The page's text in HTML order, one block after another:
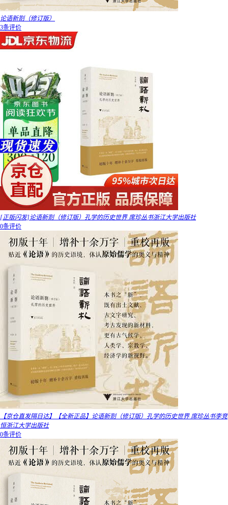
论语新劄（修订版）
3条评价
[正版闪发]论语新劄（修订版）孔学的历史世界 席珍丛书浙江大学出版社
0条评价
【京仓直发隔日达】【全新正品】论语新劄（修订版）孔学的历史世界 席珍丛书李竞
恒浙江大学出版社
0条评价